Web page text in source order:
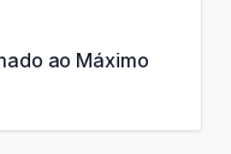
ao Máximo